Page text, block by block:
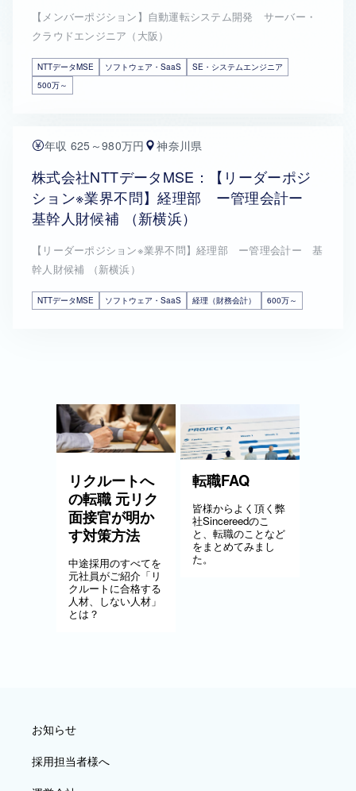
【メンバーポジション】自動運転システム開発 サーバー・
クラウドエンジニア（大阪）
NTTデータMSE ソフトウェア・SaaS
SE・システムエンジニア
500万～
年収 625～980万円 神奈川県
株式会社NTTデータMSE：【リーダーポジ
ション※業界不問】経理部 ー管理会計ー
基幹人財候補 （新横浜）
【リーダーポジション※業界不問】経理部 ー管理会計ー 基
幹人財候補 （新横浜）
NTTデータMSE ソフトウェア・SaaS 経理（財務会計） 600万～
リクルートへ
の転職 元リク
面接官が明か
す対策方法
中途採用のすべてを
元社員がご紹介「リ
クルートに合格する
人材、しない人材」
とは？
転職FAQ
皆様からよく頂く弊
社Sincereedのこ
と、転職のことなど
をまとめてみまし
た。
お知らせ
採用担当者様へ